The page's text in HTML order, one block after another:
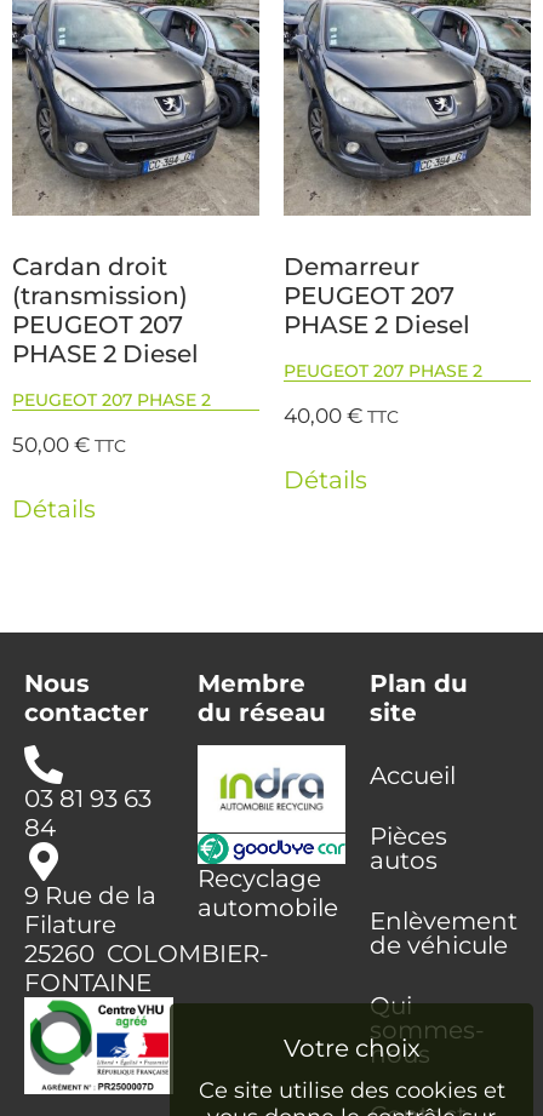
Cardan droit
(transmission)
PEUGEOT 207
PHASE 2 Diesel
PEUGEOT 207 PHASE 2
50,00€ TTC
Détails
Demarreur
PEUGEOT 207
PHASE 2 Diesel
PEUGEOT 207 PHASE 2
40,00€ TTC
Détails
Nous
contacter
03 81 93 63
84
9 Rue de la
Filature
25260 COLOMBIER-
FONTAINE
Membre
du réseau
Recyclage
automobile
Plan du
site
Accueil
Pièces
autos
Enlèvement
de véhicule
Qui
sommes-
nous
Ce site utilise des cookies et